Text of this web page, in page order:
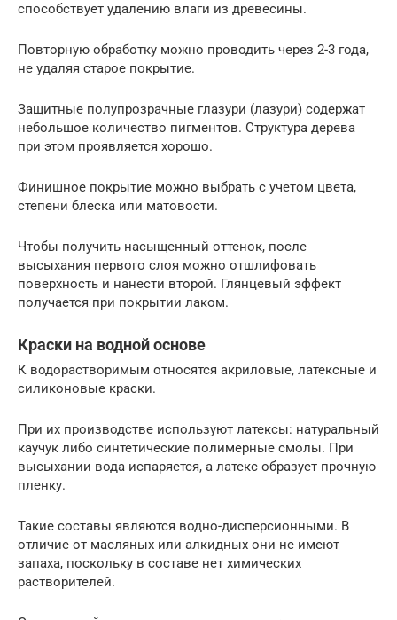
способствует удалению влаги из древесины.
Повторную обработку можно проводить через 2-3 года,
не удаляя старое покрытие.
Защитные полупрозрачные глазури (лазури) содержат
небольшое количество пигментов. Структура дерева
при этом проявляется хорошо.
Финишное покрытие можно выбрать с учетом цвета,
степени блеска или матовости.
Чтобы получить насыщенный оттенок, после
высыхания первого слоя можно отшлифовать
поверхность и нанести второй. Глянцевый эффект
получается при покрытии лаком.
Краски на водной основе
К водорастворимым относятся акриловые, латексные и
силиконовые краски.
При их производстве используют латексы: натуральный
каучук либо синтетические полимерные смолы. При
высыхании вода испаряется, а латекс образует прочную
пленку.
Такие составы являются водно-дисперсионными. В
отличие от масляных или алкидных они не имеют
запаха, поскольку в составе нет химических
растворителей.